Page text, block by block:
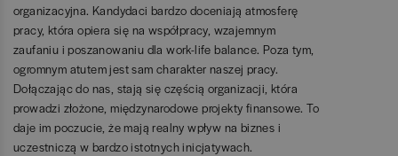
organizacyjna. Kandydaci bardzo doceniają atmosferę
pracy, która opiera się na współpracy, wzajemnym
zaufaniu i poszanowaniu dla work-life balance. Poza tym,
ogromnym atutem jest sam charakter naszej pracy.
Dołączając do nas, stają się częścią organizacji, która
prowadzi złożone, międzynarodowe projekty finansowe. To
daje im poczucie, że mają realny wpływ na biznes i
uczestniczą w bardzo istotnych inicjatywach.